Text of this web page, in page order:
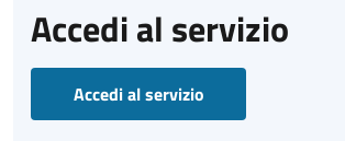
Accedi al servizio
Accedi al servizio